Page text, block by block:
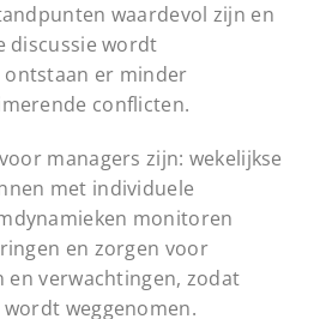
waardevol zijn en
discussie wordt
ontstaan er minder
conflicten.
managers zijn: wekelijkse
met individuele
monitoren
en zorgen voor
en verwachtingen, zodat
weggenomen.